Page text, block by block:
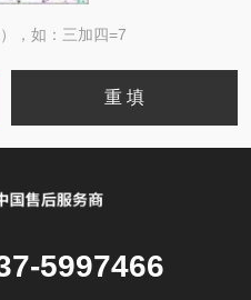
，如：三加四=7
5997466